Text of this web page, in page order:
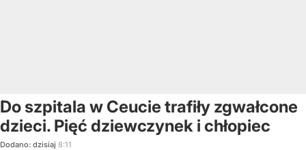
Do szpitala w Ceucie trafiły zgwałcone
dzieci. Pięć dziewczynek i chłopiec
Dodano: dzisiaj 8:11